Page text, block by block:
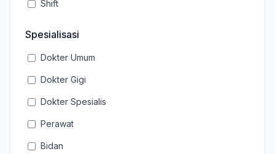
Shift
Spesialisasi
Dokter Umum
Dokter Gigi
Dokter Spesialis
Perawat
Bidan